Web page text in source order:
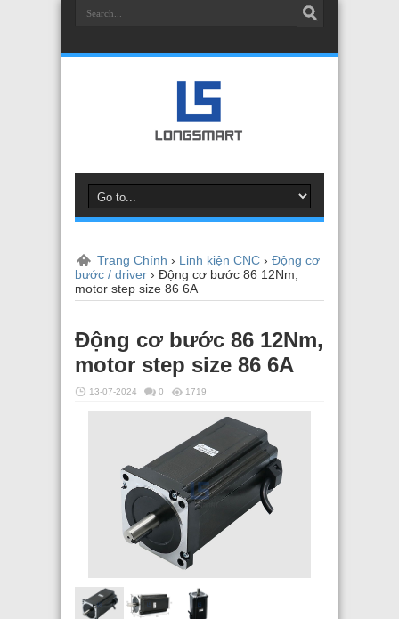
Trang Chính › Linh kiện CNC › Động cơ
bước / driver › Động cơ bước 86 12Nm,
motor step size 86 6A
Động cơ bước 86 12Nm,
motor step size 86 6A
13-07-2024 0 1719